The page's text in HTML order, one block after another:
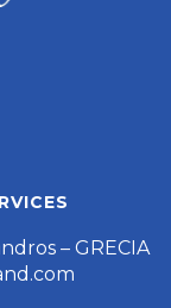
– GRECIA